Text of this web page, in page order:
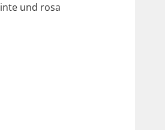
und rosa